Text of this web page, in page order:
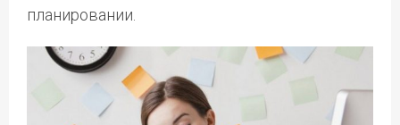
планировании.